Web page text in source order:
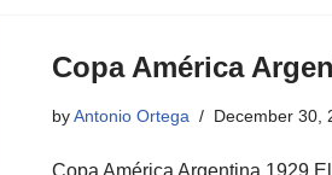
Copa América
byAntonio Ortega December 30,
Copa América Argentina 1929